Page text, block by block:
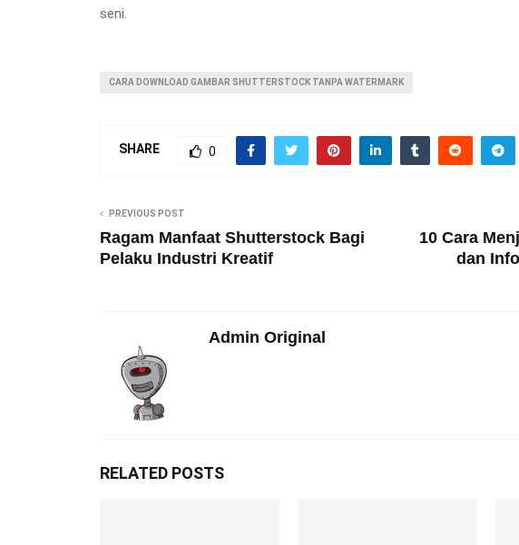
seni.
CARA DOWNLOAD GAMBAR SHUTTERSTOCK TANPA WATERMARK
SHARE 0
PREVIOUS POST
Ragam Manfaat Shutterstock Bagi
Pelaku Industri Kreatif
10 Cara
dan
Admin Original
RELATED POSTS